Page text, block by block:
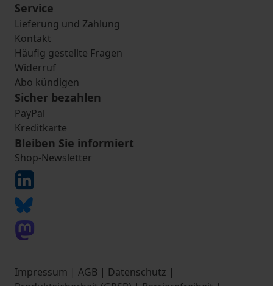
Service
Lieferung und Zahlung
Kontakt
Häufig gestellte Fragen
Widerruf
Abo kündigen
Sicher bezahlen
PayPal
Kreditkarte
Bleiben Sie informiert
Shop-Newsletter
Impressum | AGB | Datenschutz |